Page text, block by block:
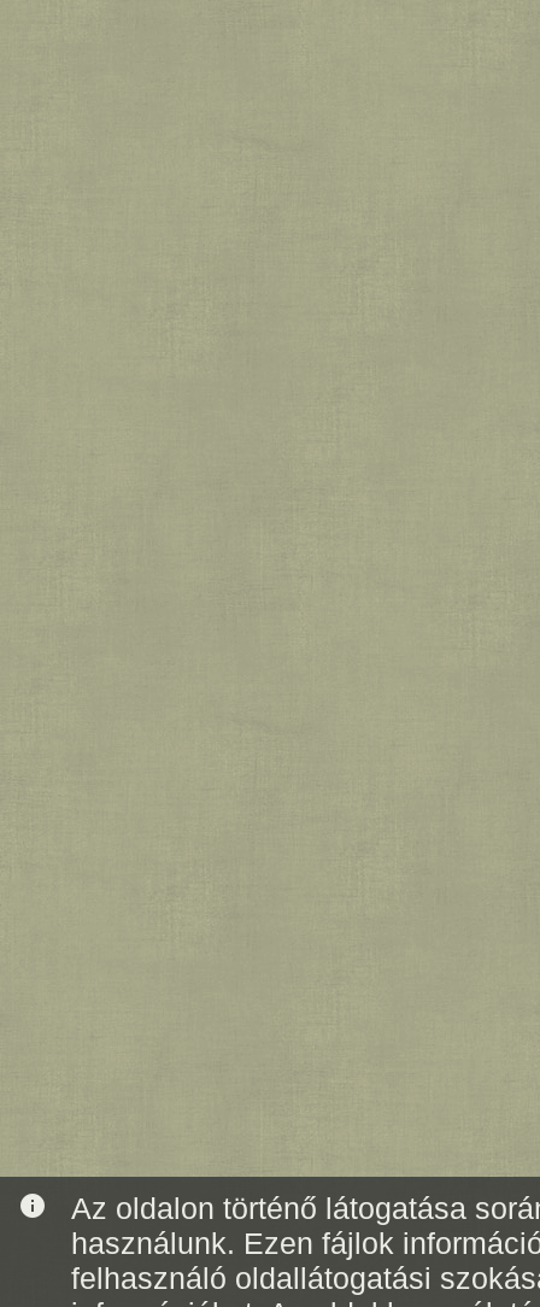
info
Az oldalon történő látogatása
használunk. Ezen fájlok
felhasználó oldallátogatási